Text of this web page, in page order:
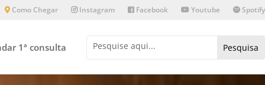
Como Chegar Instagram Facebook Youtube Spotify
1ª consulta